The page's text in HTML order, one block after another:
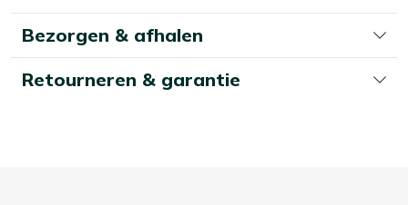
Bezorgen & afhalen
Retourneren & garantie